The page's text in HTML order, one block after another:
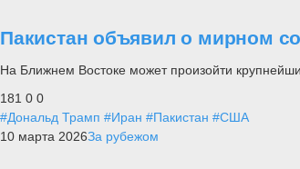
Пакистан объявил о мирном
На Ближнем Востоке может произойти
181 0 0
#Дональд Трамп #Иран #Пакистан #США
10 марта 2026За рубежом